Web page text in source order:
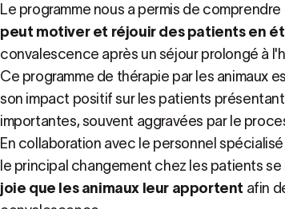
Le programme nous a permis de
peut motiver et réjouir des patients en
convalescence après un séjour prolongé à
Ce programme de thérapie par les animaux
son impact positif sur les patients
importantes, souvent aggravées par le
En collaboration avec le personnel
le principal changement chez les patients
joie que les animaux leur apportent afin